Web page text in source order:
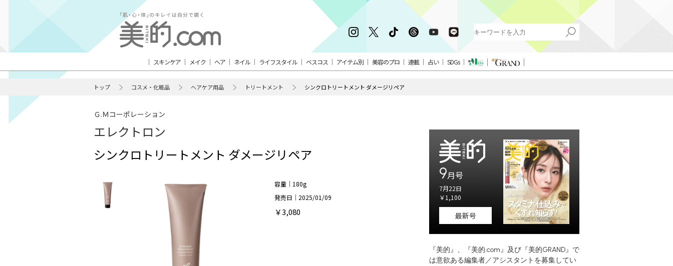
スキンケア メイク ヘア ネイル ライフスタイル ベスコス アイテム別 美容のプロ 連載 占い SDGs
トップ コスメ・化粧品 ヘアケア用品 トリートメント シンクロトリートメント ダメージリペア
Ｇ.Ｍコーポレーション
エレクトロン
シンクロトリートメント ダメージリペア
容量｜180g
発売日｜2025/01/09
￥3,080
9月号
7月22日
￥1,100
最新号
『美的』、『美的.com』及び『美的GRAND』で
は意欲ある編集者／アシスタントを募集してい